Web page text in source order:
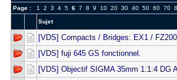
Page :
1 2 3 4 5 6 7 8 9 10 20 30 40 50 60 70
Sujet
[VDS] Compacts / Bridges: EX1 / FZ200
[VDS] fuji 645 GS fonctionnel.
[VDS] Objectif SIGMA 35mm 1:1:4 DG